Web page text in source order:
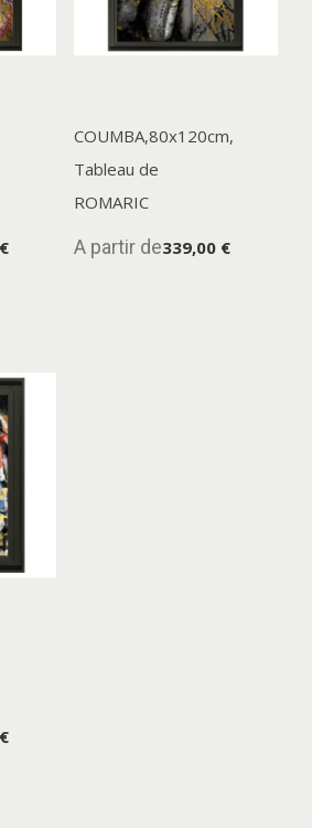
COUMBA,80x120cm,
Tableau de
ROMARIC
A partir de339,00 €